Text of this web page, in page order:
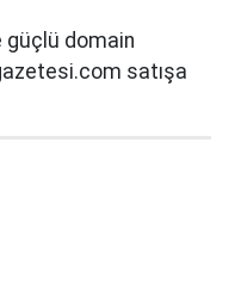
güçlü domain
satışa